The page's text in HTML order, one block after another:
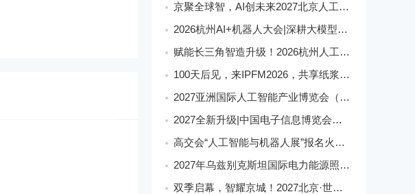
京聚全球智，AI创未来2027北京人工智能与机器人展全球启动
2026杭州AI+机器人大会|深耕大模型融合,激活智能产业新动能
赋能长三角智造升级！2026杭州人工智能与机器人展会9月启幕
100天后见，来IPFM2026，共享纸浆模塑产业红利
2027亚洲国际人工智能产业博览会（世亚智博会）全维度介绍
2027全新升级|中国电子信息博览会（深圳电子展）核心优势
高交会“人工智能与机器人展”报名火爆,机器人馆展位日趋稀缺
2027年乌兹别克斯坦国际电力能源照明展
双季启幕，智耀京城！2027北京·世亚智博会